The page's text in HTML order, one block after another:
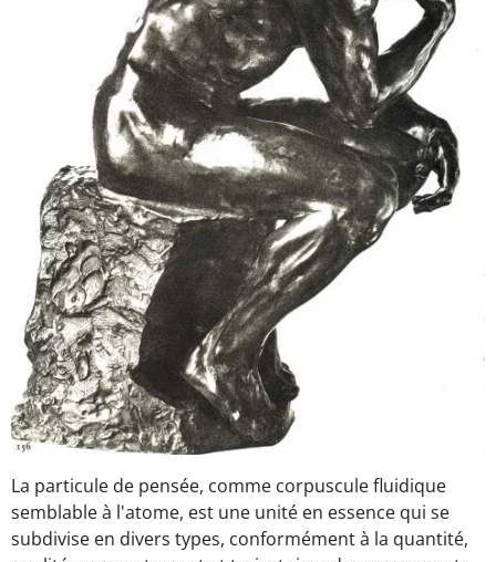
La particule de pensée, comme corpuscule fluidique
semblable à l'atome, est une unité en essence qui se
subdivise en divers types, conformément à la quantité,